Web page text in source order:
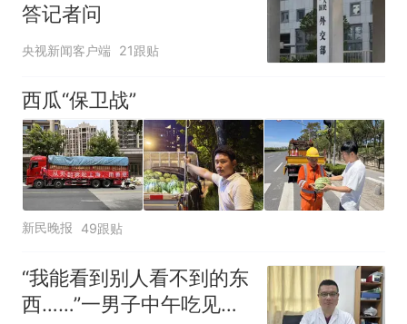
答记者问
央视新闻客户端 21跟贴
西瓜“保卫战”
新民晚报 49跟贴
“我能看到别人看不到的东
西……”一男子中午吃见手